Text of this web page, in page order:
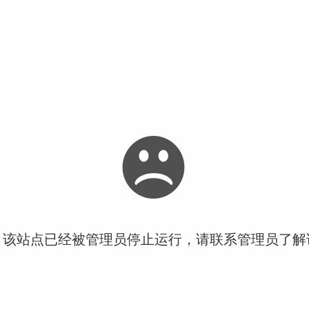
站点已经被管理员停止运行，请联系管理员了